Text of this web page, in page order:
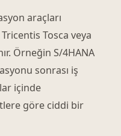
araçları
Tosca veya
Örneğin S/4HANA
sonrası iş
içinde
göre ciddi bir